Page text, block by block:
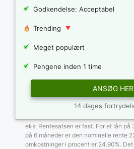
Godkendelse: Acceptabel
Trending
Meget populært
Pengene inden 1 time
ANSØG HER
14 dages
eks: Rentesatsen er fast. For et lån
på 6 måneder er den nominelle rente
omkostninger i procent er 24.90%.